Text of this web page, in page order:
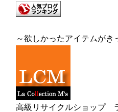
～欲しかったアイテムがき
高級リサイクルショップ